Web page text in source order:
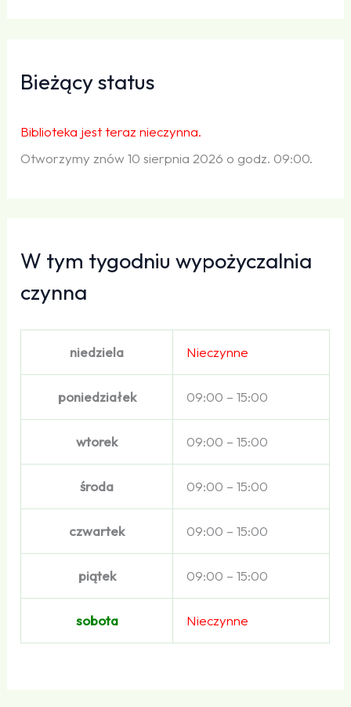
Bieżący status
Biblioteka jest teraz nieczynna.
Otworzymy znów 10 sierpnia 2026 o godz. 09:00.
W tym tygodniu wypożyczalnia
czynna
niedziela Nieczynne
poniedziałek 09:00 – 15:00
wtorek 09:00 – 15:00
środa 09:00 – 15:00
czwartek 09:00 – 15:00
piątek 09:00 – 15:00
sobota Nieczynne